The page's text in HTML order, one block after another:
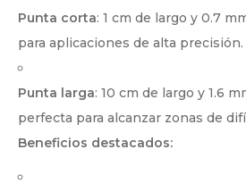
Punta corta: 1 cm de largo y 0.7
para aplicaciones de alta precisión.
Punta larga: 10 cm de largo y 1.6
perfecta para alcanzar zonas de
Beneficios destacados: